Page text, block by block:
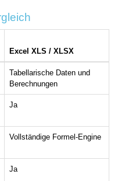
Excel XLS / XLSX
Tabellarische Daten und
Berechnungen
Ja
Vollständige Formel-Engine
Ja